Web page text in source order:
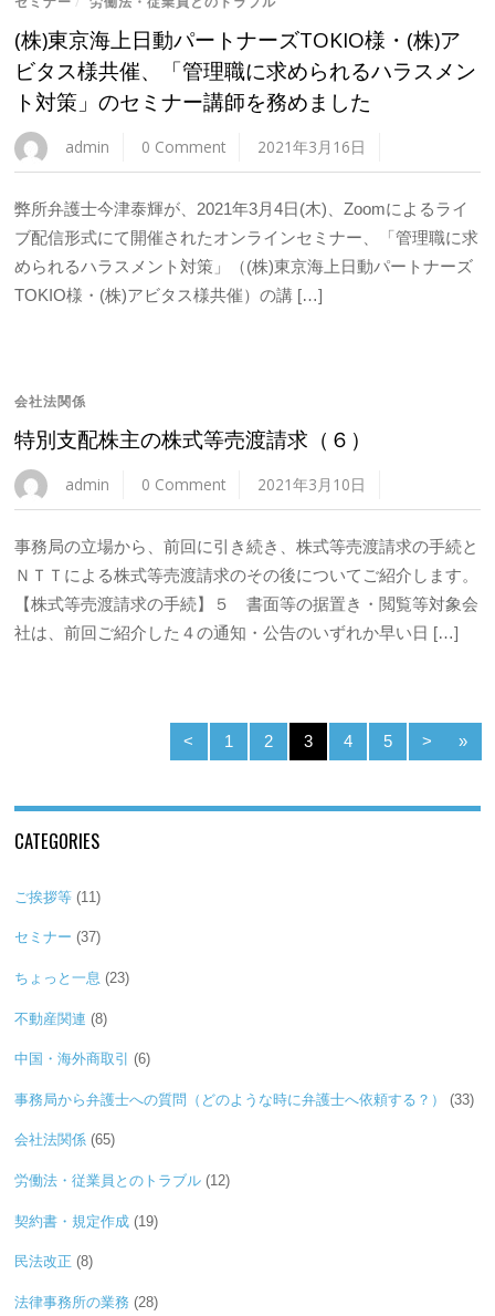
(株)東京海上日動パートナーズTOKIO様・(株)ア
ビタス様共催、「管理職に求められるハラスメン
ト対策」のセミナー講師を務めました
admin 0 Comment 2021年3月16日
弊所弁護士今津泰輝が、2021年3月4日(木)、Zoomによるライ
ブ配信形式にて開催されたオンラインセミナー、「管理職に求
められるハラスメント対策」（(株)東京海上日動パートナーズ
TOKIO様・(株)アビタス様共催）の講 […]
会社法関係
特別支配株主の株式等売渡請求（６）
admin 0 Comment 2021年3月10日
事務局の立場から、前回に引き続き、株式等売渡請求の手続と
ＮＴＴによる株式等売渡請求のその後についてご紹介します。
【株式等売渡請求の手続】５ 書面等の据置き・閲覧等対象会
社は、前回ご紹介した４の通知・公告のいずれか早い日 […]
< 1 2 3 4 5 > »
CATEGORIES
ご挨拶等 (11)
セミナー (37)
ちょっと一息 (23)
不動産関連 (8)
中国・海外商取引 (6)
事務局から弁護士への質問（どのような時に弁護士へ依頼する？） (33)
会社法関係 (65)
労働法・従業員とのトラブル (12)
契約書・規定作成 (19)
民法改正 (8)
法律事務所の業務 (28)